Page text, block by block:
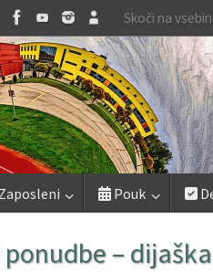
Skoči na
Pouk
–